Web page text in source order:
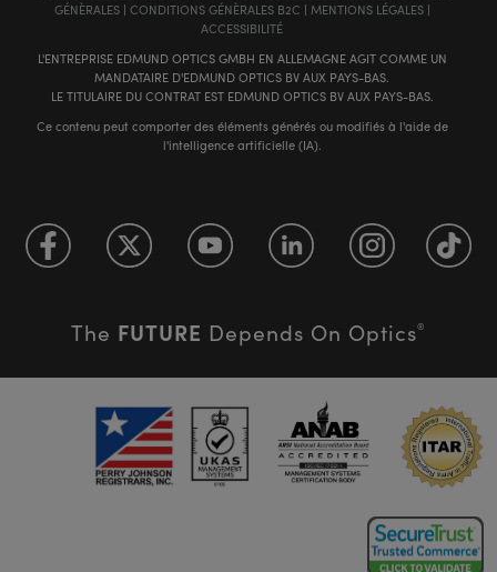
GÉNÈRALES| CONDITIONS GÉNÈRALES B2C | MENTIONS LÉGALES|
ACCESSIBILITÉ
L'ENTREPRISE EDMUND OPTICS GMBH EN ALLEMAGNE AGIT COMME UN
MANDATAIRE D'EDMUND OPTICS BV AUX PAYS-BAS.
LE TITULAIRE DU CONTRAT EST EDMUND OPTICS BV AUX PAYS-BAS.
Ce contenu peut comporter des éléments générés ou modifiés à l'aide de
l'intelligence artificielle (IA).
The FUTURE Depends On Optics®